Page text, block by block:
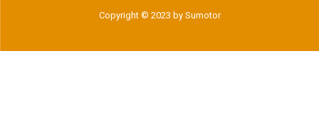
Copyright © 2023 by Sumotor